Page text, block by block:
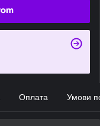
Оплата Умови